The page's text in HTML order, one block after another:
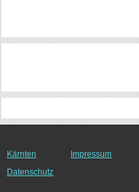
Kärnten Impressum
Datenschutz